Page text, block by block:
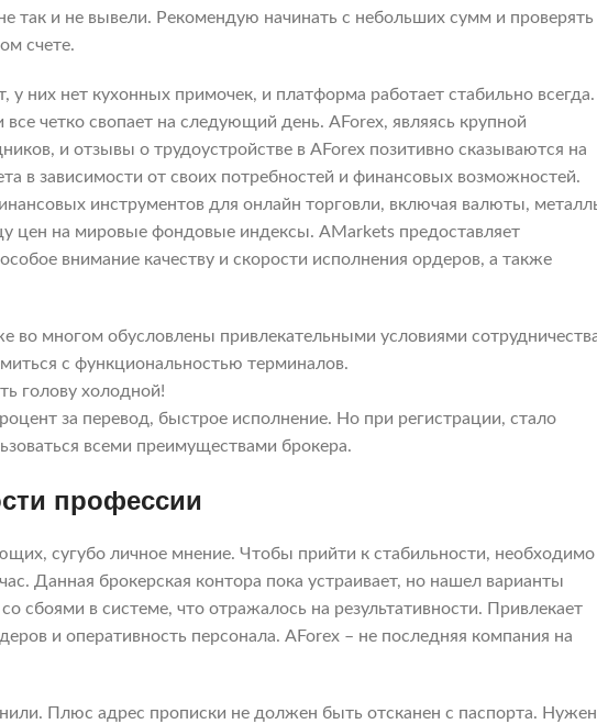
так и не вывели. Рекомендую начинать с небольших сумм и проверять
счете.
них нет кухонных примочек, и платформа работает стабильно всегда.
четко свопает на следующий день. AForex, являясь крупной
и отзывы о трудоустройстве в AForex позитивно сказываются на
в зависимости от своих потребностей и финансовых возможностей.
инструментов для онлайн торговли, включая валюты,
цен на мировые фондовые индексы. AMarkets предоставляет
внимание качеству и скорости исполнения ордеров, а также
во многом обусловлены привлекательными условиями
с функциональностью терминалов.
голову холодной!
за перевод, быстрое исполнение. Но при регистрации, стало
всеми преимуществами брокера.
профессии
сугубо личное мнение. Чтобы прийти к стабильности, необходимо
Данная брокерская контора пока устраивает, но нашел варианты
сбоями в системе, что отражалось на результативности. Привлекает
и оперативность персонала. AForex – не последняя компания на
Плюс адрес прописки не должен быть отсканен с паспорта. Нужен